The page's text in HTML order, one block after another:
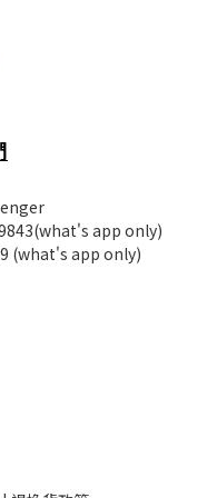
(what's app only)
(what's app only)